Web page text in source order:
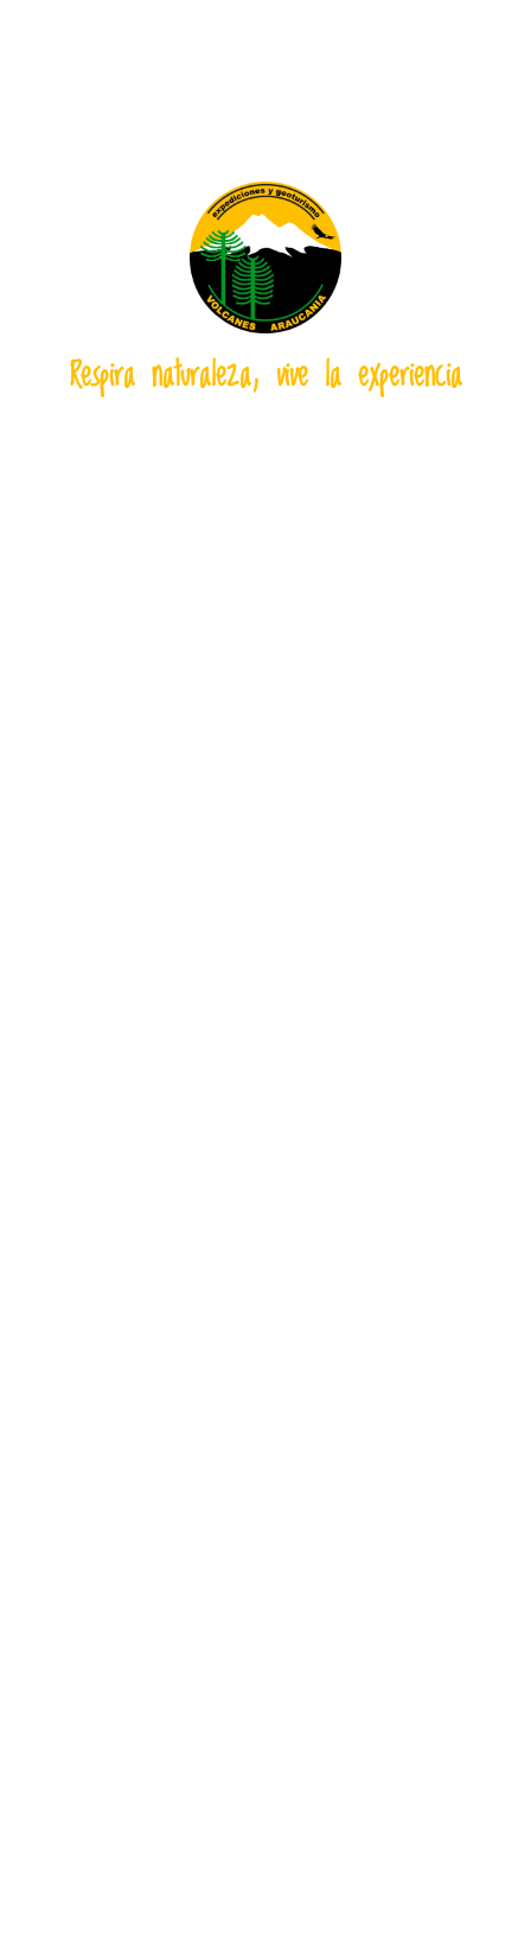
Respira naturaleza, vive la experiencia